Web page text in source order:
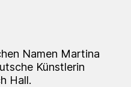
Namen Martina
Künstlerin
Hall.